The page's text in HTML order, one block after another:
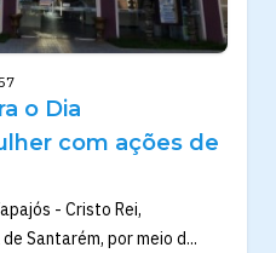
o Dia
com ações de
- Cristo Rei,
Santarém, por meio d...